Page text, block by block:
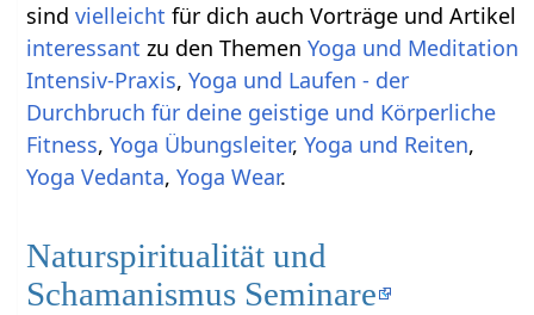
sindvielleicht für dich auch Vorträge und Artikel
interessant zu den ThemenYoga und Meditation
Intensiv-Praxis,Yoga und Laufen - der
Durchbruch für deine geistige und Körperliche
Fitness,Yoga Übungsleiter,Yoga und Reiten,
Yoga Vedanta,Yoga Wear.
Naturspiritualität und
Schamanismus Seminare